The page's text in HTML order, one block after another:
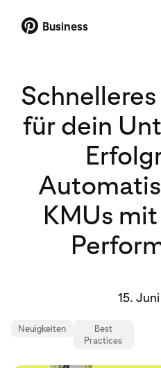
Business
für dein
KMUs
15.
Neuigkeiten
Best
Practices